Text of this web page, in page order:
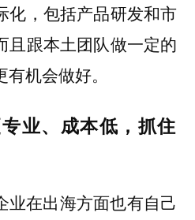
化，包括产品研发和市
且跟本土团队做一定的
机会做好。
业、成本低，抓住
业在出海方面也有自己